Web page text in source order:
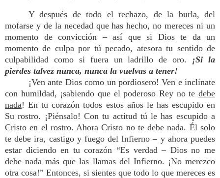
Y después de todo el rechazo, de la burla, del
mofarse y de la necedad que has hecho, no mereces ni un
momento de convicción – así que si Dios te da un
momento de culpa por tú pecado, atesora tu sentido de
culpabilidad como si fuera un ladrillo de oro. ¡Si la
pierdes talvez nunca, nunca la vuelvas a tener!
¡Ven ante Dios como un pordiosero! Ven e inclínate
con humildad, ¡sabiendo que el poderoso Rey no te debe
nada! En tu corazón todos estos años le has escupido en
Su rostro. ¡Piénsalo! Con tu actitud tú le has escupido a
Cristo en el rostro. Ahora Cristo no te debe nada. Él solo
te debe ira, castigo y fuego del Infierno – y ahora puedes
estar diciendo en tu corazón “Es verdad – Dios no me
debe nada más que las llamas del Infierno. ¡No merezco
otra cosa!” Entonces, si sientes que todo lo que mereces es